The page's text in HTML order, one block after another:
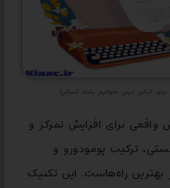
برای کنکور درس بخوانیم رشته انسانی)
واقعی برای افزایش تمرکز و
ترکیب پومودورو و
راه‌هاست. این تکنیک